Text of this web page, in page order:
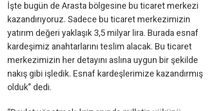
İşte bugün de Arasta bölgesine bu ticaret merkezi
kazandırıyoruz. Sadece bu ticaret merkezimizin
yatırım değeri yaklaşık 3,5 milyar lira. Burada esnaf
kardeşimiz anahtarlarını teslim alacak. Bu ticaret
merkezimizin her detayını aslına uygun bir şekilde
nakış gibi işledik. Esnaf kardeşlerimize kazandırmış
olduk” dedi.